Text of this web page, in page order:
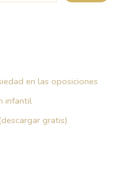
en las oposiciones
infantil
gratis)